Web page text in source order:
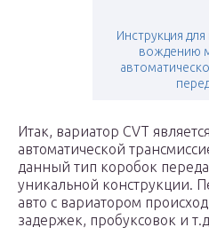
Инструкция
вождению
Итак, вариатор CVT
автоматической
данный тип коробок
уникальной конструкции.
авто с вариатором
задержек, пробуксовок и